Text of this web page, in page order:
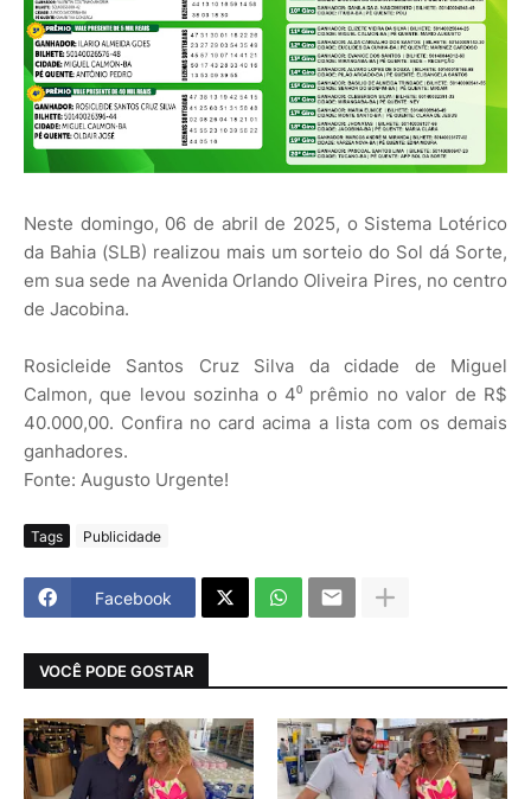
Neste domingo, 06 de abril de 2025, o Sistema Lotérico
da Bahia (SLB) realizou mais um sorteio do Sol dá Sorte,
em sua sede na Avenida Orlando Oliveira Pires, no centro
de Jacobina.
Rosicleide Santos Cruz Silva da cidade de Miguel
Calmon, que levou sozinha o 4⁰ prêmio no valor de R$
40.000,00. Confira no card acima a lista com os demais
ganhadores.
Fonte: Augusto Urgente!
Tags Publicidade
Facebook
VOCÊ PODE GOSTAR